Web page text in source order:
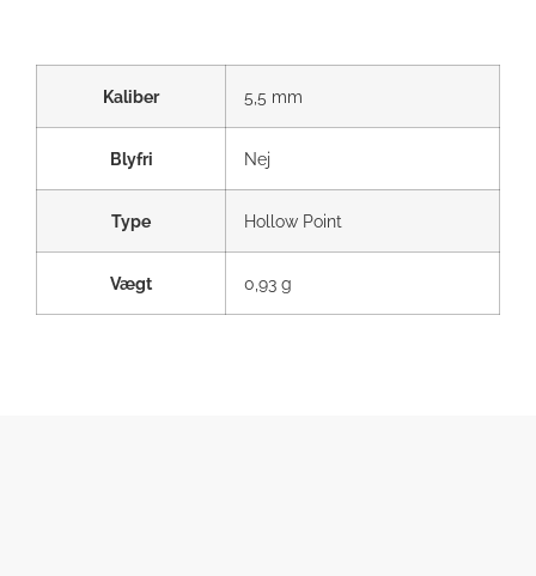
Kaliber 5,5 mm
Blyfri Nej
Type Hollow Point
Vægt 0,93 g